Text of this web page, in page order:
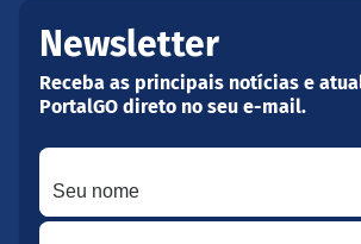
Newsletter
Receba as principais notícias e
PortalGO direto no seu e-mail.
Seu nome
Seu melhor e-mail